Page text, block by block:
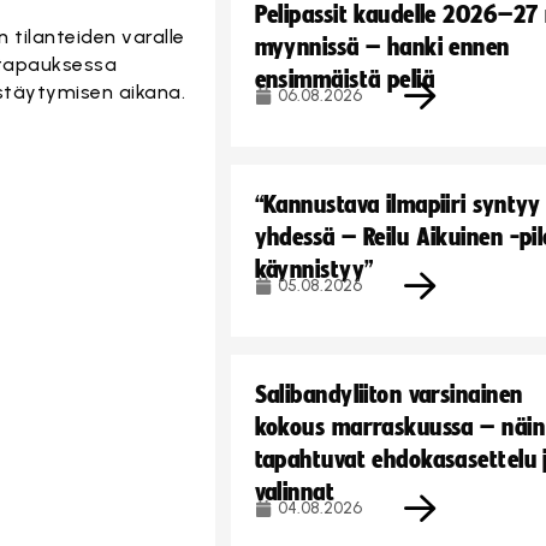
tilanteiden varalle
aikana.
Pelipassit kaudelle
myynnissä – hanki ennen
ensimmäistä peliä
06.08.2026
“Kannustava ilmapiiri syntyy
yhdessä – Reilu Aikuinen -
käynnistyy”
05.08.2026
Salibandyliiton varsinainen
kokous marraskuussa – näin
tapahtuvat ehdokasasettelu
valinnat
04.08.2026